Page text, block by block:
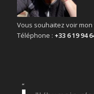
Vous souhaitez voir
Téléphone : +33 6 19 94
“